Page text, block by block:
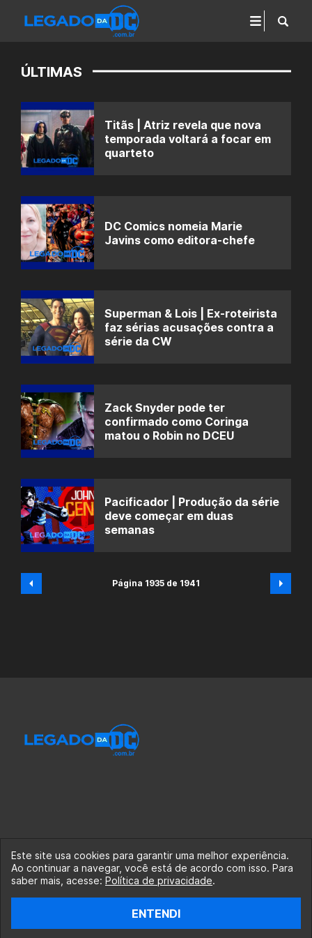
ÚLTIMAS
Titãs | Atriz revela que nova
temporada voltará a focar em
quarteto
DC Comics nomeia Marie
Javins como editora-chefe
Superman & Lois | Ex-roteirista
faz sérias acusações contra a
série da CW
Zack Snyder pode ter
confirmado como Coringa
matou o Robin no DCEU
Pacificador | Produção da série
deve começar em duas
semanas
Página 1935 de 1941
© 2020-2026 Legado da DC, uma empresa da Legado
Enterprises.
fabiolobo
Este site usa cookies para garantir uma melhor experiência.
Ao continuar a navegar, você está de acordo com isso. Para
saber mais, acesse: Política de privacidade.
ENTENDI